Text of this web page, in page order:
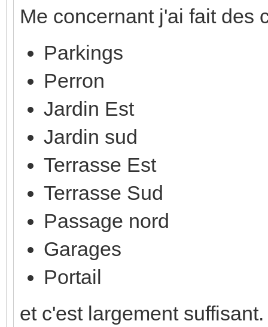
Me concernant j'ai fait des
Parkings
Perron
Jardin Est
Jardin sud
Terrasse Est
Terrasse Sud
Passage nord
Garages
Portail
et c'est largement suffisant.